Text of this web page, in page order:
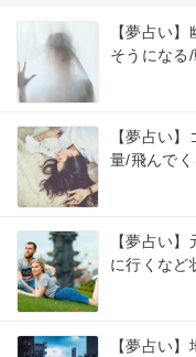
【夢占い
そうになる
【夢占い
量/飛んでく
【夢占い
に行くなど
【夢占い